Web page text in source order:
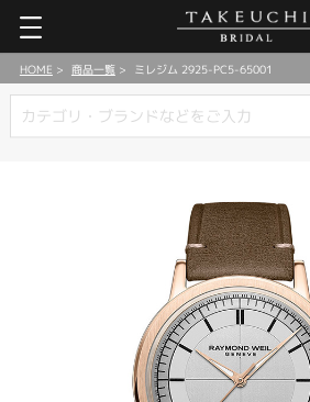
HOME 商品一覧 ミレジム 2925-PC5-65001